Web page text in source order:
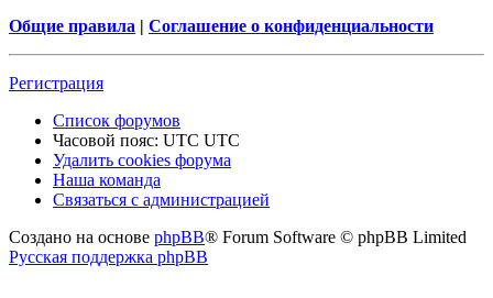
Общие правила | Соглашение о конфиденциальности
Регистрация
Список форумов
Часовой пояс: UTC UTC
Удалить cookies форума
Наша команда
Связаться с администрацией
Создано на основе phpBB® Forum Software © phpBB Limited
Русская поддержка phpBB